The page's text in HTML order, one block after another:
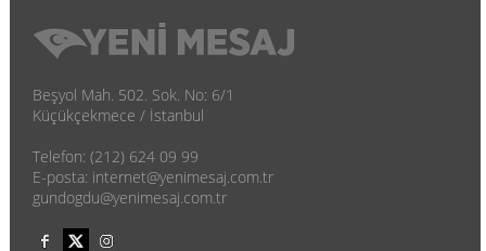
Beşyol Mah. 502. Sok. No: 6/1
Küçükçekmece / İstanbul
Telefon: (212) 624 09 99
E-posta: internet@yenimesaj.com.tr
gundogdu@yenimesaj.com.tr